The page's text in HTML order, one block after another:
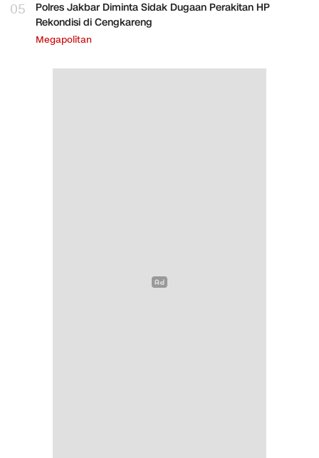
05
Polres Jakbar Diminta Sidak Dugaan Perakitan HP
Rekondisi di Cengkareng
Megapolitan